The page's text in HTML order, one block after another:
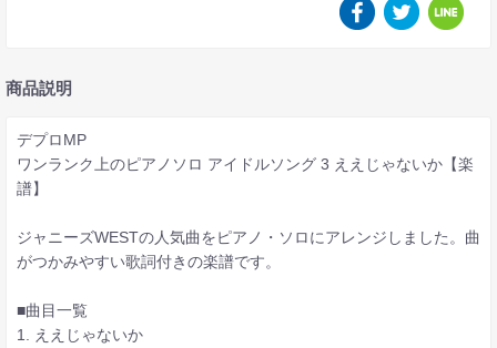
商品説明
デプロMP
ワンランク上のピアノソロ アイドルソング 3 ええじゃないか【楽
譜】
ジャニーズWESTの人気曲をピアノ・ソロにアレンジしました。曲
がつかみやすい歌詞付きの楽譜です。
■曲目一覧
1. ええじゃないか